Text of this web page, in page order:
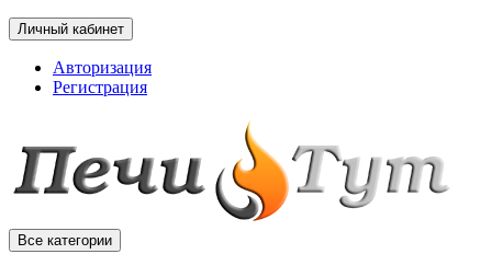
Личный кабинет
Авторизация
Регистрация
Все категории